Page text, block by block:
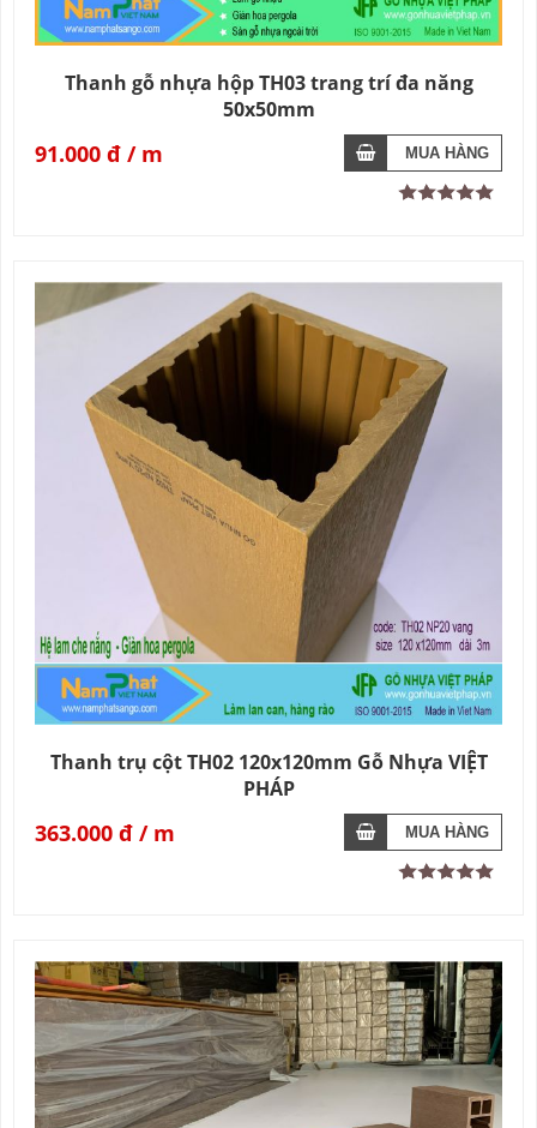
Thanh gỗ nhựa hộp TH03 trang trí đa năng
50x50mm
91.000 đ
Thanh trụ cột TH02 120x120mm Gỗ Nhựa VIỆT
PHÁP
363.000 đ